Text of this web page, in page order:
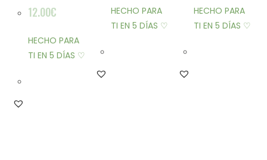
12.00€
HECHO PARA
TI EN 5 DÍAS ♡
HECHO PARA
TI EN 5 DÍAS ♡
HECHO PARA
TI EN 5 DÍAS ♡